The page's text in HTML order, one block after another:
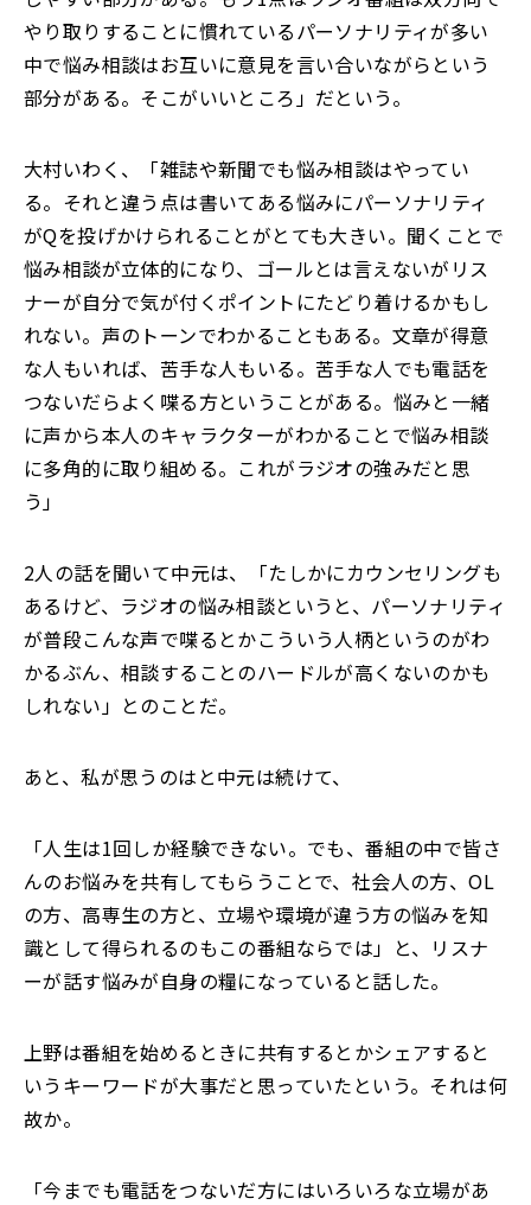
やり取りすることに慣れているパーソナリティが多い
中で悩み相談はお互いに意見を言い合いながらという
部分がある。そこがいいところ」だという。
大村いわく、「雑誌や新聞でも悩み相談はやってい
る。それと違う点は書いてある悩みにパーソナリティ
がQを投げかけられることがとても大きい。聞くことで
悩み相談が立体的になり、ゴールとは言えないがリス
ナーが自分で気が付くポイントにたどり着けるかもし
れない。声のトーンでわかることもある。文章が得意
な人もいれば、苦手な人もいる。苦手な人でも電話を
つないだらよく喋る方ということがある。悩みと一緒
に声から本人のキャラクターがわかることで悩み相談
に多角的に取り組める。これがラジオの強みだと思
う」
2人の話を聞いて中元は、「たしかにカウンセリングも
あるけど、ラジオの悩み相談というと、パーソナリティ
が普段こんな声で喋るとかこういう人柄というのがわ
かるぶん、相談することのハードルが高くないのかも
しれない」とのことだ。
あと、私が思うのはと中元は続けて、
「人生は1回しか経験できない。でも、番組の中で皆さ
んのお悩みを共有してもらうことで、社会人の方、OL
の方、高専生の方と、立場や環境が違う方の悩みを知
識として得られるのもこの番組ならでは」と、リスナ
ーが話す悩みが自身の糧になっていると話した。
上野は番組を始めるときに共有するとかシェアすると
いうキーワードが大事だと思っていたという。それは何
故か。
「今までも電話をつないだ方にはいろいろな立場があ